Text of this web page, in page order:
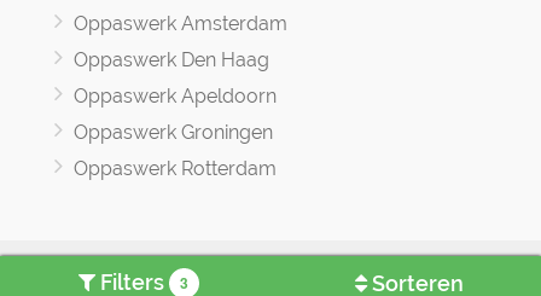
Filters 3 Sorteren
Oppaswerk Amsterdam
Oppaswerk Den Haag
Oppaswerk Apeldoorn
Oppaswerk Groningen
Oppaswerk Rotterdam
Oppasland © 2017 -2026